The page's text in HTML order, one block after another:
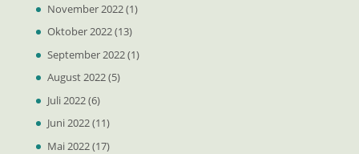
November 2022(1)
Oktober 2022(13)
September 2022(1)
August 2022(5)
Juli 2022(6)
Juni 2022(11)
Mai 2022(17)